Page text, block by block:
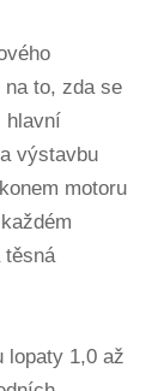
na to, zda se
hlavní
výstavbu
motoru
těsná
lopaty 1,0 až